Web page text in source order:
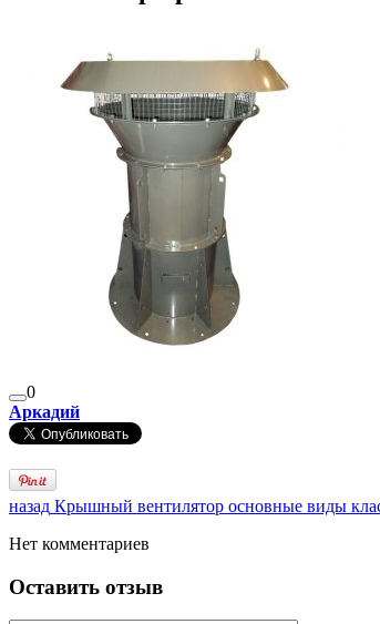
0
Аркадий
назад Крышный вентилятор основные виды
Нет комментариев
Оставить отзыв